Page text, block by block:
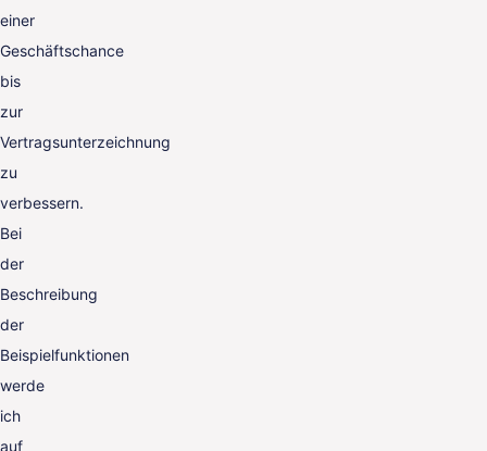
einer
Geschäftschance
bis
zur
Vertragsunterzeichnung
zu
verbessern.
Bei
der
Beschreibung
der
Beispielfunktionen
werde
ich
auf